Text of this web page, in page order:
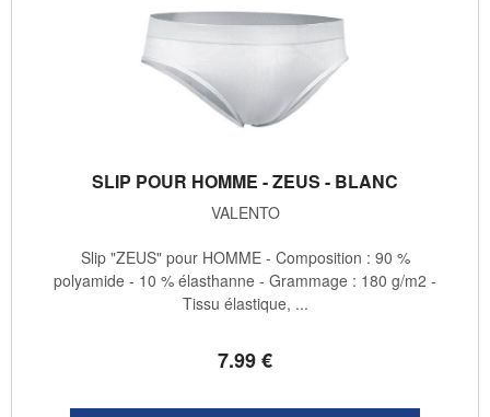
SLIP POUR HOMME - ZEUS - BLANC
VALENTO
7.99€
Slip "ZEUS" pour HOMME - Composition : 90 %
polyamide - 10 % élasthanne - Grammage : 180 g/m2 -
Tissu élastique, ...